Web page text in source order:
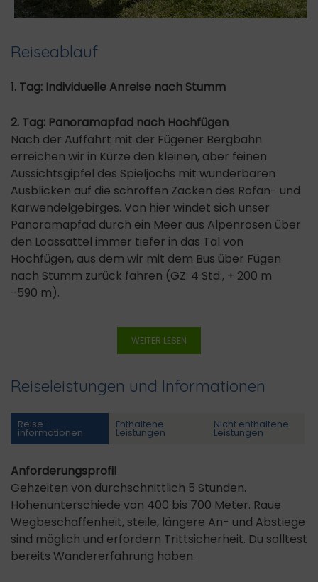
Reiseablauf
1. Tag: Individuelle Anreise nach Stumm
2. Tag: Panoramapfad nach Hochfügen
Nach der Auffahrt mit der Fügener Bergbahn
erreichen wir in Kürze den kleinen, aber feinen
Aussichtsgipfel des Spieljochs mit wunderbaren
Ausblicken auf die schroffen Zacken des Rofan- und
Karwendelgebirges. Von hier windet sich unser
Panoramapfad durch ein Meer aus Alpenrosen über
den Loassattel immer tiefer in das Tal von
Hochfügen, aus dem wir mit dem Bus über Fügen
nach Stumm zurück fahren (GZ: 4 Std., + 200 m
-590 m).
WEITER LESEN
Reiseleistungen und Informationen
Reise­
informationen
Enthaltene
Leistungen
Nicht enthaltene
Leistungen
Anforderungsprofil
Gehzeiten von durchschnittlich 5 Stunden.
Höhenunterschiede von 400 bis 700 Meter. Raue
Wegbeschaffenheit, steile, längere An- und Abstiege
sind möglich und erfordern Trittsicherheit. Du solltest
bereits Wandererfahrung haben.